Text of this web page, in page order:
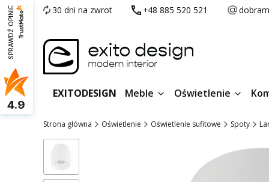
30 dni na zwrot +48 885 520 521
EXITODESIGN Meble Oświetlenie
Strona główna Oświetlenie Oświetlenie sufitowe Spoty
SPRAWDŹ OPINIE
4.9